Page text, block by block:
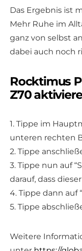
Das Ergebnis ist
Mehr Ruhe im
ganz von selbst
dabei auch noch
Rocktimus
Z70
1. Tippe im
unteren rechten
2. Tippe
3. Tippe nun auf
darauf, dass
4. Tippe dann auf
5. Tippe
Weitere